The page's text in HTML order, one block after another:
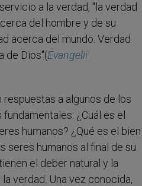
a la verdad, "la verdad
del hombre y de su
acerca del mundo. Verdad
de Dios"(Evangelii
a algunos de los
¿Cuál es el
humanos? ¿Qué es el bien
seres humanos al final de su
el deber natural y la
verdad. Una vez conocida,